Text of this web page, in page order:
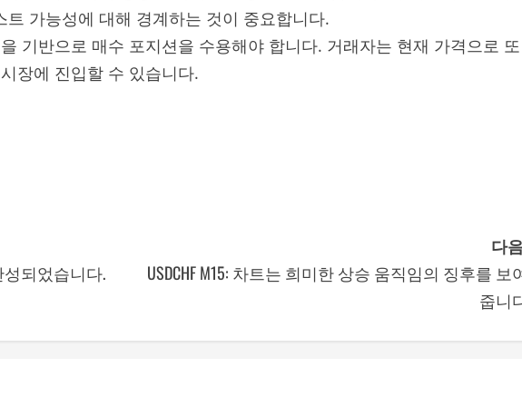
가능성에 대해 경계하는 것이 중요합니다.
기반으로 매수 포지션을 수용해야 합니다. 거래자는 현재 가격으로 또
장에 진입할 수 있습니다.
성되었습니다.
다
USDCHF M15: 차트는 희미한 상승 움직임의 징후를 보
줍니